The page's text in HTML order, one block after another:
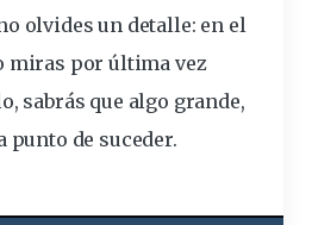
olvides un detalle: en el
miras por última vez
sabrás que algo grande,
punto de suceder.